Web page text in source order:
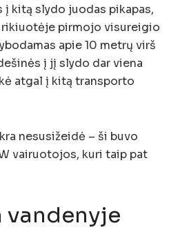
kitą slydo juodas pikapas,
pirmojo visureigio
apie 10 metrų virš
į jį slydo dar viena
atgal į kitą transporto
nesusižeidė – ši buvo
vairuotojos, kuri taip pat
vandenyje